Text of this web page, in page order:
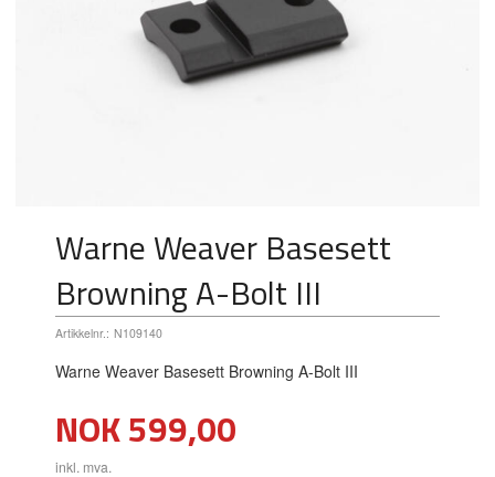
Warne Weaver Basesett
Browning A-Bolt III
Artikkelnr.: N109140
Warne Weaver Basesett Browning A-Bolt III
Pris
NOK599,00
inkl. mva.